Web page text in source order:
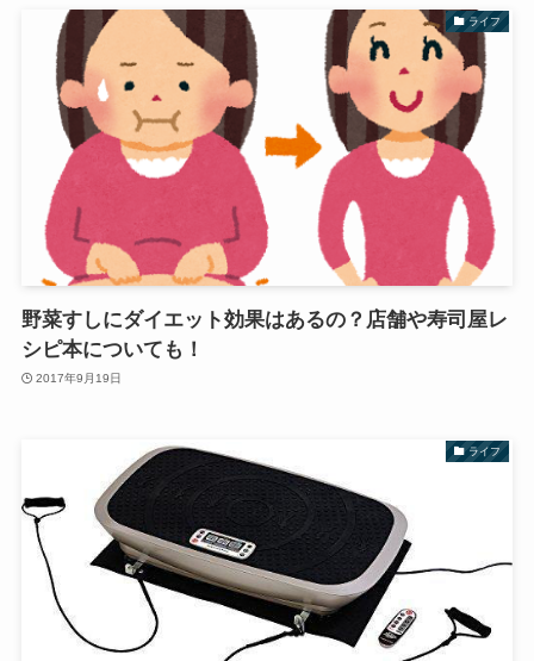
ライフ
野菜すしにダイエット効果はあるの？店舗や寿司屋レ
シピ本についても！
2017年9月19日
ライフ